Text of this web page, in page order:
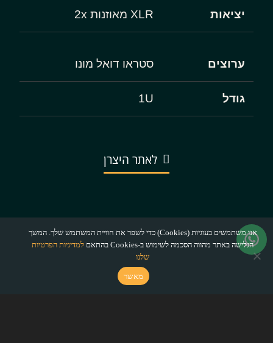
יציאות XLR מאוזנות 2x
ערוצים סטראו דואל מונו
גודל 1U
לאתר היצרן
אנו משתמשים בעוגיות (Cookies) כדי לשפר את חוויית המשתמש שלך. המשך
הגלישה באתר מהווה הסכמה לשימוש ב-Cookies בהתאם
למדיניות הפרטיות
שלנו
מאשר